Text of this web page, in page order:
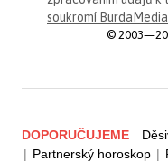
soukromí BurdaMedia
©
DOPORUČUJEME
| Partnerský horoskop |